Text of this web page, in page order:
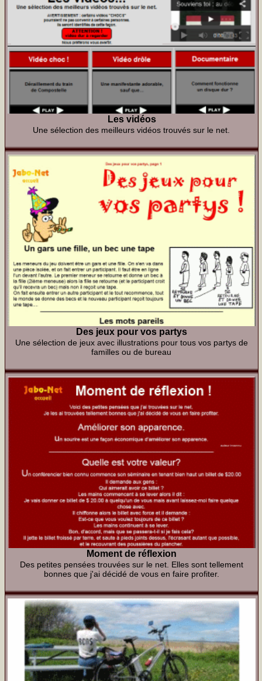
Les vidéos
Une sélection des meilleurs vidéos trouvés sur le net.
Des jeux pour vos partys
Une sélection de jeux avec illustrations pour tous vos partys de
familles ou de bureau
Moment de réflexion
Des petites pensées trouvées sur le net. Elles sont tellement
bonnes que j'ai décidé de vous en faire profiter.